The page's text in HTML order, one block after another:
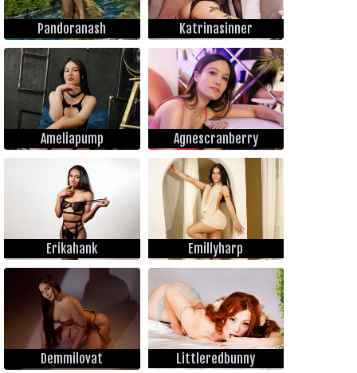
Pandoranash Katrinasinner
Ameliapump Agnescranberry
Erikahank Emillyharp
Demmilovat Littleredbunny